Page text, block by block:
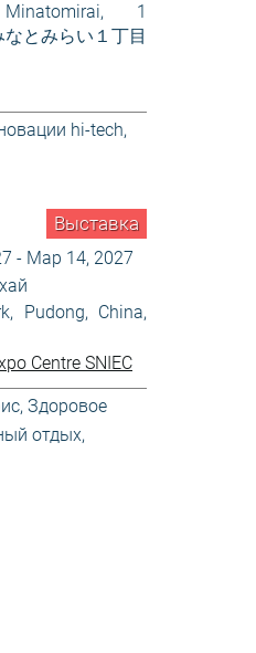
1
なとみらい１丁目
hi-tech,
Выставка
- Мар 14, 2027
Pudong, China,
Centre SNIEC
, Здоровое
отдых,